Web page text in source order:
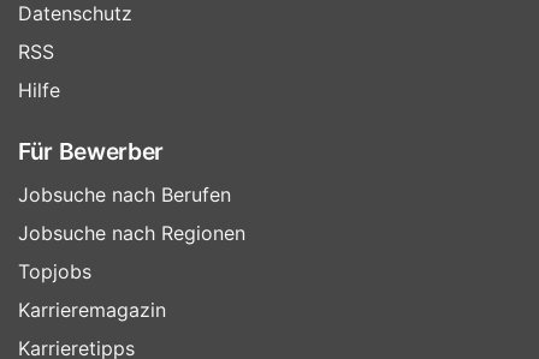
Datenschutz
RSS
Hilfe
Für Bewerber
Jobsuche nach Berufen
Jobsuche nach Regionen
Topjobs
Karrieremagazin
Karrieretipps